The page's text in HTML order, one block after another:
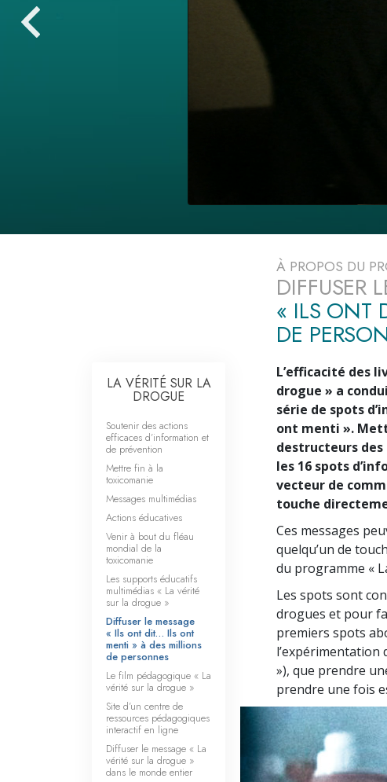
À PROPOS DU
DIFFUSER
« ILS ONT
DE
L’efficacité des
drogue » a
série de spots
ont menti ».
destructeurs des
les 16 spots
vecteur de
touche
Ces messages
quelqu’un de
du programme «
Les spots sont
drogues et pour
premiers spots
l’expérimentation
»), que prendre
prendre une fois
LA VÉRITÉ SUR LA
DROGUE
Soutenir des actions
efficaces d’information et
de prévention
Mettre fin à la
toxicomanie
Messages multimédias
Actions éducatives
Venir à bout du fléau
mondial de la
toxicomanie
Les supports éducatifs
multimédias « La vérité
sur la drogue »
Diffuser le message
« Ils ont dit… Ils ont
menti » à des millions
de personnes
Le film pédagogique « La
vérité sur la drogue »
Site d’un centre de
ressources pédagogiques
interactif en ligne
Diffuser le message « La
vérité sur la drogue »
dans le monde entier